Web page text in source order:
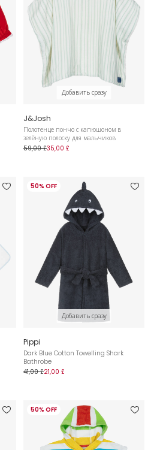
Добавить сразу
J&Josh
Полотенце пончо с капюшоном в
зелёную полоску для мальчиков
59,00 £35,00 £
50% OFF
Добавить сразу
Pippi
Dark Blue Cotton Towelling Shark
Bathrobe
41,00 £21,00 £
50% OFF